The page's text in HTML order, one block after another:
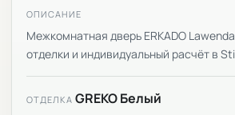
ОПИСАНИЕ
Межкомнатная дверь ERKADO
отделки и индивидуальный расчёт в
ОТДЕЛКА GREKO Белый